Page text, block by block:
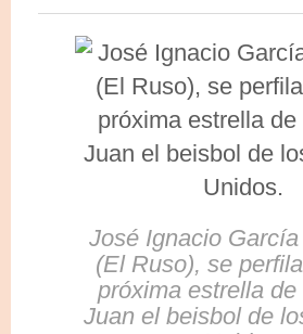
José Ignacio
(El Ruso), se
próxima estrella
Juan el beisbol de